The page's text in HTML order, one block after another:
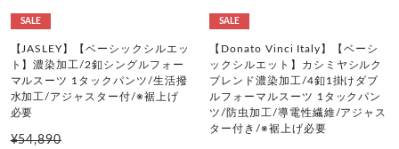
SALE
【JASLEY】【ベーシックシルエッ
ト】濃染加工/2釦シングルフォー
マルスーツ 1タックパンツ/生活撥
水加工/アジャスター付/※裾上げ
必要
¥54,890
SALE
【Donato Vinci Italy】【ベーシ
ックシルエット】カシミヤシルク
ブレンド濃染加工/4釦1掛けダブ
ルフォーマルスーツ 1タックパン
ツ/防虫加工/導電性繊維/アジャス
ター付き/※裾上げ必要